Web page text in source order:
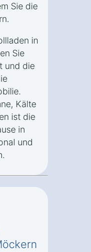
Sie die
in
Sie
und die
Kälte
ist die
in
und